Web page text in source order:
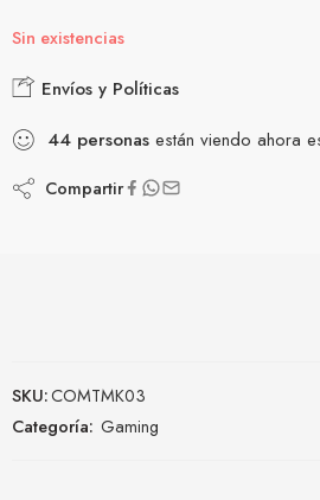
Sin existencias
Envíos y Políticas
44 personas están viendo ahora
Compartir
SKU:COMTMK03
Categoría: Gaming